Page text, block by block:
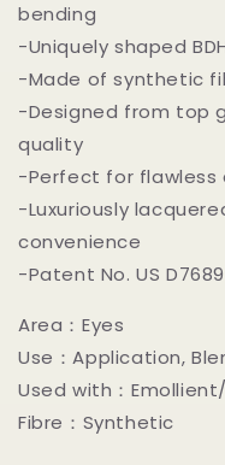
bending
-Uniquely shaped
-Made of synthetic
-Designed from top
quality
-Perfect for flawless
-Luxuriously
convenience
-Patent No. US
Area：Eyes
Use：Application,
Used with：
Fibre：Synthetic